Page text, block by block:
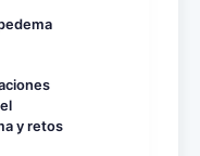
y retos